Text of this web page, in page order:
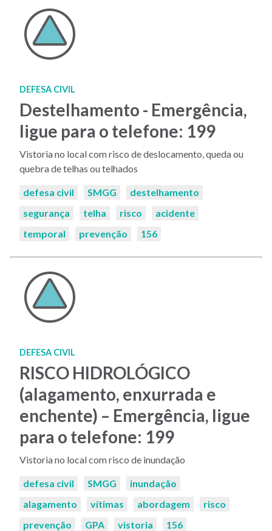
DEFESA CIVIL
Destelhamento - Emergência,
ligue para o telefone: 199
Vistoria no local com risco de deslocamento, queda ou
quebra de telhas ou telhados
Palavras-
defesa civil SMGG
destelhamento
segurança
telha risco
acidente
temporal
prevenção 156
DEFESA CIVIL
RISCO HIDROLÓGICO
(alagamento, enxurrada e
enchente) – Emergência, ligue
para o telefone: 199
Vistoria no local com risco de inundação
Palavras-
defesa civil SMGG
inundação
alagamento
vítimas abordagem
risco
prevenção
GPA vistoria 156